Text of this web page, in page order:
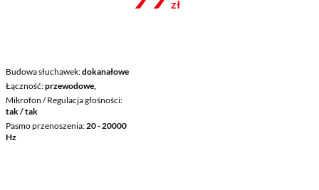
Budowa słuchawek dokanałowe
Łączność przewodowe,
Mikrofon / Regulacja głośności
tak / tak
Pasmo przenoszenia 20 - 20000
Hz
zł